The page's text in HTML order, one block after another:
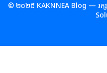
© ២០២៥ KAKNNEA Blog — រក្ស